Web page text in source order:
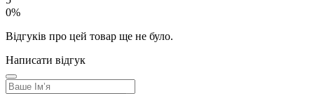
0%
Відгуків про цей товар ще не було.
Написати відгук